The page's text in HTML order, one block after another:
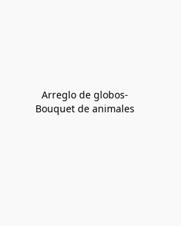
Arreglo de globos-
Bouquet de animales